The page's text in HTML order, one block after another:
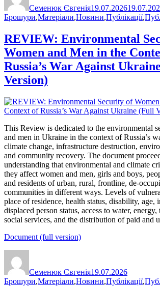
Семенюк Євгенія19.07.2026
Брошури,Матеріали,Новини,Публікації,
REVIEW: Environmental
Women and Men in the
Russia’s War Against
Version)
This Review is dedicated to the environmental
and men in Ukraine in the context of Russia’s
climate change, infrastructure destruction,
and community recovery. The document
understanding that environmental and climate
they affect women and men, girls and boys,
and residents of urban, rural, frontline, de-
communities in different ways. Levels of
place of residence, health status, disability, age,
displaced person status, access to water,
social services, and the distribution of paid and
Document (full version)
Семенюк Євгенія19.07.2026
Брошури,Матеріали,Новини,Публікації,